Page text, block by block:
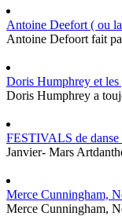
Antoine Deefort ( ou
Antoine Defoort fait
Doris Humphrey et les
Doris Humphrey a
FESTIVALS de danse
Janvier- Mars
Merce Cunningham,
Merce Cunningham,